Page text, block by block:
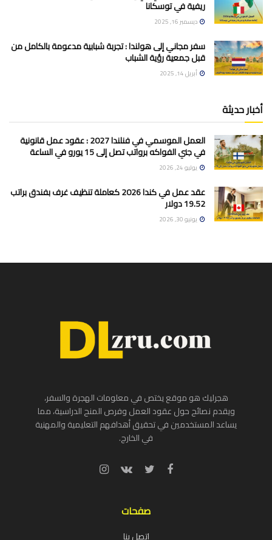
ريفية في توسكانا
ديسمبر 16, 2025
سفر مجاني إلى هولندا : تجربة شبابية مدعومة بالكامل من
قبل جمعية رؤية الشباب
أبريل 14, 2025
أخبار حديثة
العمل الموسمي في فنلندا 2027 : عقود عمل قانونية
في جني الفواكه برواتب تصل إلى 15 يورو في الساعة
يوليو 24, 2026
عقد عمل في كندا 2026 كعاملة تنظيف غرف بفندق براتب
19.52 دولار
يونيو 30, 2026
هجرليك هو موقع يختص في معلومات الهجرة والسفر،
ويقدم نصائح حول عقود العمل وفرص المنح الدراسية، مما
يساعد المستخدمين في تحقيق أهدافهم التعليمية والمهنية
في الخارج.
صفحات
إتصل بنا